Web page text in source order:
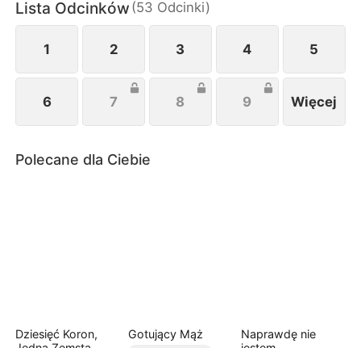
Lista Odcinków (53 Odcinki)
1 2 3 4 5
6 7 8 9 Więcej
Polecane dla Ciebie
Dziesięć Koron,
Gotujący Mąż
Naprawdę nie